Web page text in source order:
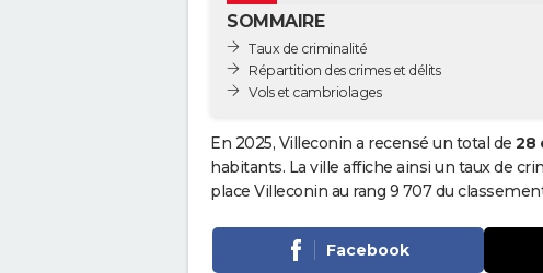
SOMMAIRE
Taux de criminalité
Répartition des crimes et délits
Vols et cambriolages
En 2025, Villeconin a recensé un total de 28
habitants. La ville affiche ainsi un taux de
place Villeconin au rang 9 707 du
Facebook